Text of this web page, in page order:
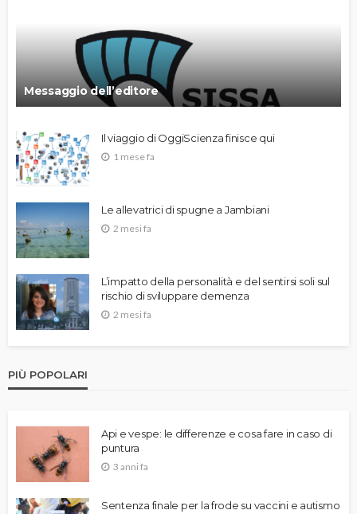
Messaggio dell’editore
Il viaggio di OggiScienza finisce qui
1 mese fa
Le allevatrici di spugne a Jambiani
2 mesi fa
L’impatto della personalità e del sentirsi soli sul
rischio di sviluppare demenza
2 mesi fa
PIÙ POPOLARI
Api e vespe: le differenze e cosa fare in caso di
puntura
3 anni fa
Sentenza finale per la frode su vaccini e autismo